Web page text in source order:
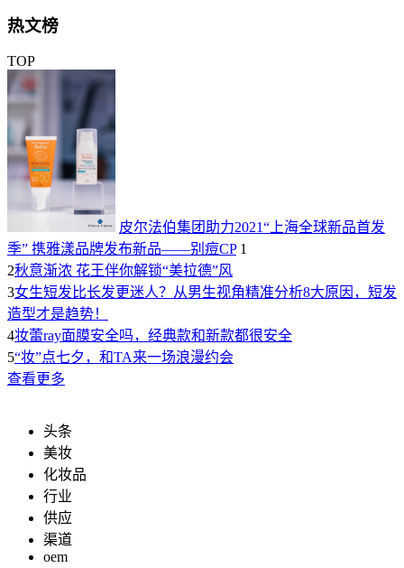
热文榜
TOP
皮尔法伯集团助力2021“上海全球新品首发
季” 携雅漾品牌发布新品——别痘CP 1
2秋意渐浓 花王伴你解锁“美拉德”风
3女生短发比长发更迷人？从男生视角精准分析8大原因，短发
造型才是趋势！
4妆蕾ray面膜安全吗，经典款和新款都很安全
5“妆”点七夕，和TA来一场浪漫约会
查看更多
头条
美妆
化妆品
行业
供应
渠道
oem